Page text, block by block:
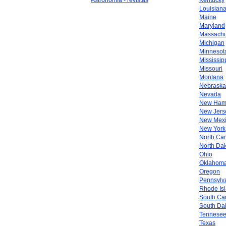
Louisiana
Maine
Maryland
Michigan
Missouri
Montana
Nebraska
Nevada
New
New
New
New York
North
North
Ohio
Oregon
Rhode
South
South
Tennesee
Texas